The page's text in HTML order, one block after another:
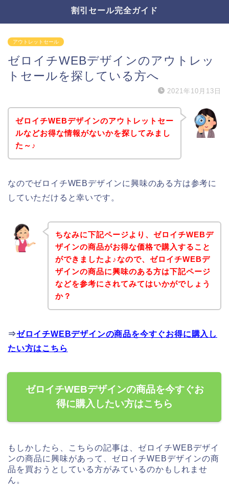
割引セール完全ガイド
アウトレットセール
ゼロイチWEBデザインのアウトレッ
トセールを探している方へ
2021年10月13日
ゼロイチWEBデザインのアウトレットセー
ルなどお得な情報がないかを探してみまし
た～♪
なのでゼロイチWEBデザインに興味のある方は参考に
していただけると幸いです。
ちなみに下記ページより、ゼロイチWEBデ
ザインの商品がお得な価格で購入すること
ができましたよ♪なので、ゼロイチWEBデ
ザインの商品に興味のある方は下記ページ
などを参考にされてみてはいかがでしょう
か？
⇒ゼロイチWEBデザインの商品を今すぐお得に購入し
たい方はこちら
ゼロイチWEBデザインの商品を今すぐお
得に購入したい方はこちら
もしかしたら、こちらの記事は、ゼロイチWEBデザイ
ンの商品に興味があって、ゼロイチWEBデザインの商
品を買おうとしている方がみているのかもしれませ
ん。